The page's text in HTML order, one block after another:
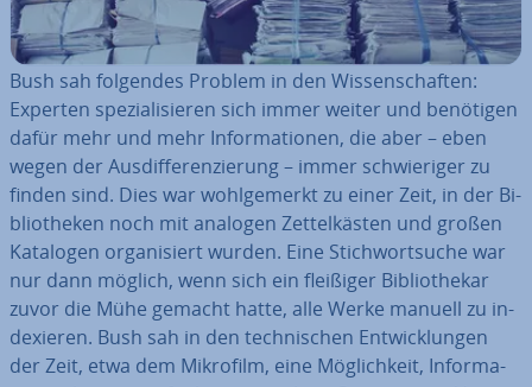
Bush sah folgendes Problem in den Wis­sen­schaf­ten:
Experten spe­zia­li­sie­ren sich immer weiter und benötigen
dafür mehr und mehr In­for­ma­tio­nen, die aber – eben
wegen der Aus­dif­fe­ren­zie­rung – immer schwie­ri­ger zu
finden sind. Dies war wohl­ge­merkt zu einer Zeit, in der Bi­
blio­the­ken noch mit analogen Zet­tel­käs­ten und großen
Katalogen or­ga­ni­siert wurden. Eine Stich­wort­su­che war
nur dann möglich, wenn sich ein fleißiger Bi­blio­the­kar
zuvor die Mühe gemacht hatte, alle Werke manuell zu in­
de­xie­ren. Bush sah in den tech­ni­schen Ent­wick­lun­gen
der Zeit, etwa dem Mikrofilm, eine Mög­lich­keit, In­for­ma­